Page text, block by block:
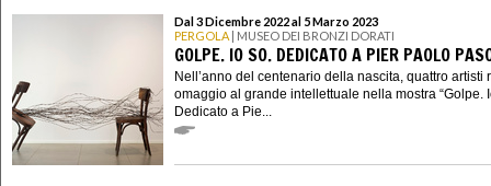
Dal 3 Dicembre 2022 al 5 Marzo 2023
PERGOLA | MUSEO DEI BRONZI DORATI
GOLPE. IO SO. DEDICATO A PIER PAOLO
Nell’anno del centenario della nascita, quattro artisti
omaggio al grande intellettuale nella mostra “Golpe.
Dedicato a Pie...